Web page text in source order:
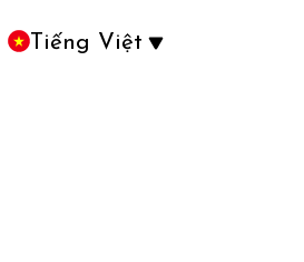
Tiếng Việt